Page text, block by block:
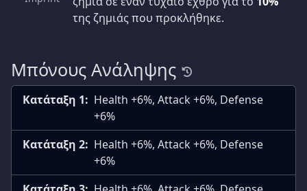
της ζημιάς που προκλήθηκε.
Μπόνους Ανάληψης
Κατάταξη 1: Health +6%, Attack +6%, Defense
+6%
Κατάταξη 2: Health +6%, Attack +6%, Defense
+6%